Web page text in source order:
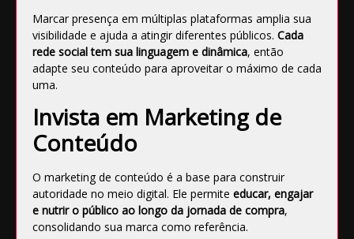
Marcar presença em múltiplas plataformas amplia sua
visibilidade e ajuda a atingir diferentes públicos. Cada
rede social tem sua linguagem e dinâmica, então
adapte seu conteúdo para aproveitar o máximo de cada
uma.
Invista em Marketing de
Conteúdo
O marketing de conteúdo é a base para construir
autoridade no meio digital. Ele permite educar, engajar
e nutrir o público ao longo da jornada de compra,
consolidando sua marca como referência.